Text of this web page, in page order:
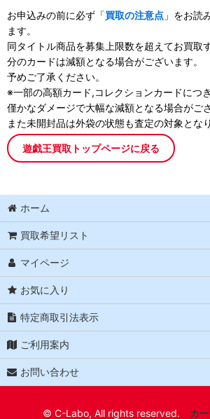
お申込みの前に必ず「買取の注意点 」をお読
ます。
同タイトル商品を募集上限数を超えてお買取
分のカードは減額となる場合がございます。
予めご了承ください。
※一部の高額カード,コレクションカードにつ
僅かなダメージで大幅な減額となる場合がご
また未開封品は外袋の状態も査定の対象とな
遊戯王買取トップページに戻る
ホーム
買取希望リスト
マイページ
お気に入り
特定商取引法表示
ご利用案内
お問い合わせ
© C-Labo, All rights reserved. カ